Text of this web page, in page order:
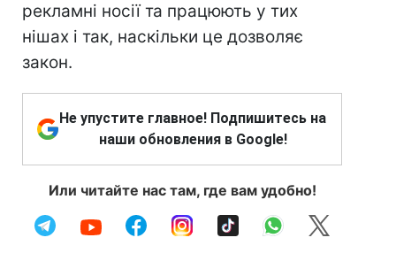
рекламні носії та працюють у тих
нішах і так, наскільки це дозволяє
закон.
Не упустите главное! Подпишитесь на
наши обновления в Google!
Или читайте нас там, где вам удобно!